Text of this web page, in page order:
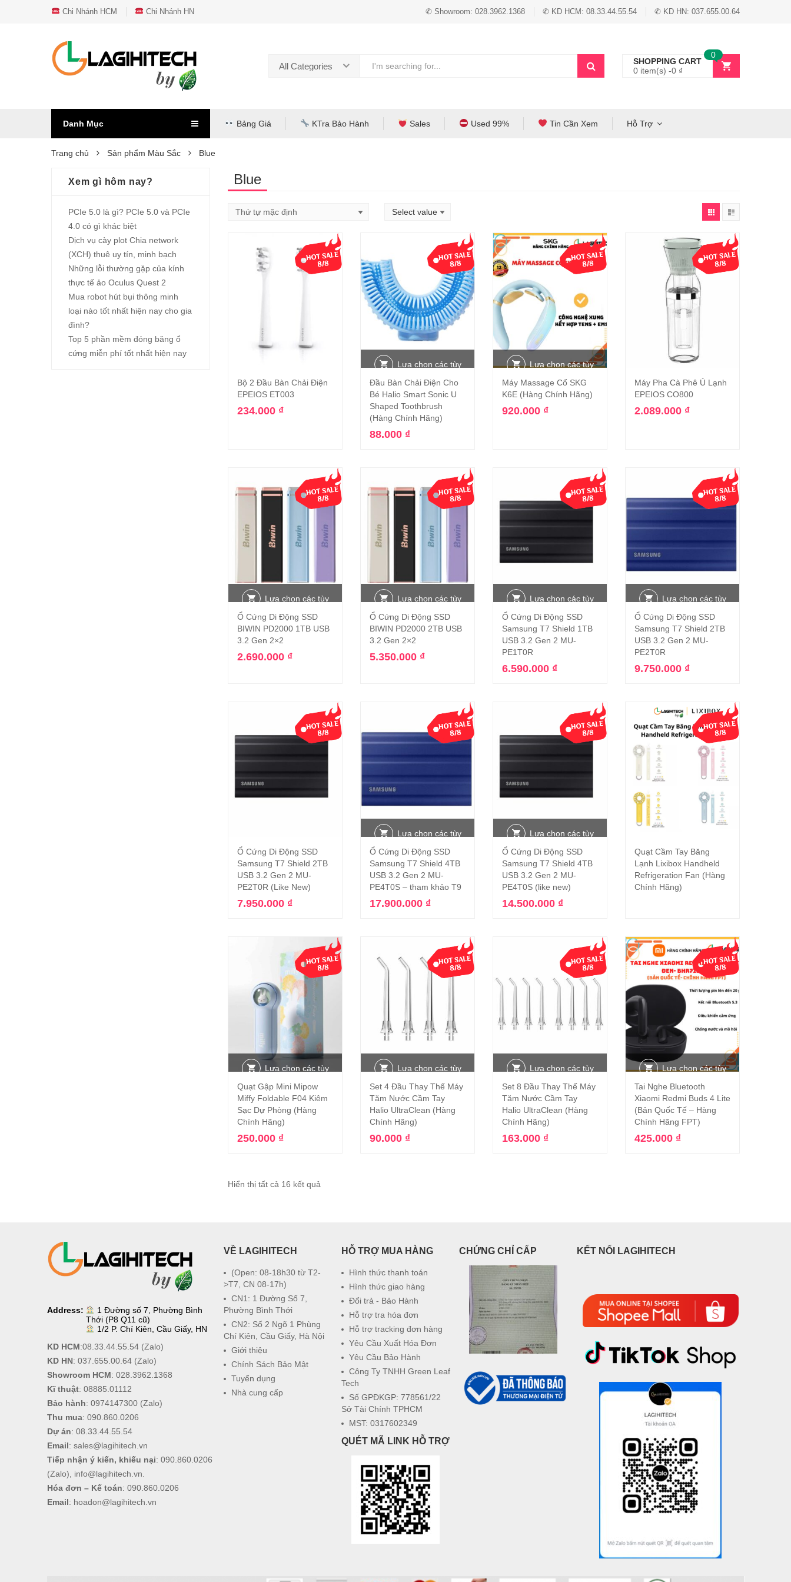
Chi Nhánh HCM Chi Nhánh HN ✆ Showroom: 028.3962.1368 ✆ KD HCM: 08.33.44.55.54 ✆ KD HN: 037.655.00.64
All Categories
SHOPPING CART
0 item(s) -0 ₫
0
Danh Mục Bảng Giá KTra Bảo Hành Sales Used 99% Tin Cần Xem Hỗ Trợ
Trang chủ Sản phẩm Màu Sắc Blue
Blue
Thêm vào giỏ hàng
Bộ 2 Đầu Bàn Chải Điện
EPEIOS ET003
234.000 ₫
Lựa chọn các tùy
chọn
Đầu Bàn Chải Điện Cho
Bé Halio Smart Sonic U
Shaped Toothbrush
(Hàng Chính Hãng)
88.000 ₫
Lựa chọn các tùy
chọn
Máy Massage Cổ SKG
K6E (Hàng Chính Hãng)
920.000 ₫
Thêm vào giỏ hàng
Máy Pha Cà Phê Ủ Lạnh
EPEIOS CO800
2.089.000 ₫
Lựa chọn các tùy
chọn
Ổ Cứng Di Động SSD
BIWIN PD2000 1TB USB
3.2 Gen 2×2
2.690.000 ₫
Lựa chọn các tùy
chọn
Ổ Cứng Di Động SSD
BIWIN PD2000 2TB USB
3.2 Gen 2×2
5.350.000 ₫
Lựa chọn các tùy
chọn
Ổ Cứng Di Động SSD
Samsung T7 Shield 1TB
USB 3.2 Gen 2 MU-
PE1T0R
6.590.000 ₫
Lựa chọn các tùy
chọn
Ổ Cứng Di Động SSD
Samsung T7 Shield 2TB
USB 3.2 Gen 2 MU-
PE2T0R
9.750.000 ₫
Thêm vào giỏ hàng
Ổ Cứng Di Động SSD
Samsung T7 Shield 2TB
USB 3.2 Gen 2 MU-
PE2T0R (Like New)
7.950.000 ₫
Lựa chọn các tùy
chọn
Ổ Cứng Di Động SSD
Samsung T7 Shield 4TB
USB 3.2 Gen 2 MU-
PE4T0S – tham khảo T9
17.900.000 ₫
Lựa chọn các tùy
chọn
Ổ Cứng Di Động SSD
Samsung T7 Shield 4TB
USB 3.2 Gen 2 MU-
PE4T0S (like new)
14.500.000 ₫
Đọc tiếp
Quạt Cầm Tay Băng
Lạnh Lixibox Handheld
Refrigeration Fan (Hàng
Chính Hãng)
Lựa chọn các tùy
chọn
Quạt Gập Mini Mipow
Miffy Foldable F04 Kiêm
Sạc Dự Phòng (Hàng
Chính Hãng)
250.000 ₫
Lựa chọn các tùy
chọn
Set 4 Đầu Thay Thế Máy
Tăm Nước Cầm Tay
Halio UltraClean (Hàng
Chính Hãng)
90.000 ₫
Lựa chọn các tùy
chọn
Set 8 Đầu Thay Thế Máy
Tăm Nước Cầm Tay
Halio UltraClean (Hàng
Chính Hãng)
163.000 ₫
Lựa chọn các tùy
chọn
Tai Nghe Bluetooth
Xiaomi Redmi Buds 4 Lite
(Bản Quốc Tế – Hàng
Chính Hãng FPT)
425.000 ₫
Hiển thị tất cả 16 kết quả
Xem gì hôm nay?
PCIe 5.0 là gì? PCIe 5.0 và PCIe
4.0 có gì khác biệt
Dịch vụ cày plot Chia network
(XCH) thuê uy tín, minh bạch
Những lỗi thường gặp của kính
thực tế ảo Oculus Quest 2
Mua robot hút bụi thông minh
loại nào tốt nhất hiện nay cho gia
đình?
Top 5 phần mềm đóng băng ổ
cứng miễn phí tốt nhất hiện nay
Address:
1 Đường số 7, Phường Bình
Thới (P8 Q11 cũ)
1/2 P. Chí Kiên, Cầu Giấy, HN
KD HCM:08.33.44.55.54(Zalo)
KD HN: 037.655.00.64(Zalo)
Showroom HCM: 028.3962.1368
Kĩ thuật: 08885.01112
Bảo hành: 0974147300(Zalo)
Thu mua: 090.860.0206
Dự án: 08.33.44.55.54
Email: sales@lagihitech.vn
Tiếp nhận ý kiến, khiếu nại: 090.860.0206
(Zalo), info@lagihitech.vn
Hóa đơn – Kế toán: 090.860.0206
Email: hoadon@lagihitech.vn
VỀ LAGIHITECH
(Open: 08-18h30 từ T2-
>T7, CN 08-17h)
CN1: 1 Đường Số 7,
Phường Bình Thới
CN2: Số 2 Ngõ 1 Phùng
Chí Kiên, Cầu Giấy, Hà Nội
Giới thiệu
Chính Sách Bảo Mật
Tuyển dụng
Nhà cung cấp
HỖ TRỢ MUA HÀNG
Hình thức thanh toán
Hình thức giao hàng
Đổi trả - Bảo Hành
Hỗ trợ tra hóa đơn
Hỗ trợ tracking đơn hàng
Yêu Cầu Xuất Hóa Đơn
Yêu Cầu Bảo Hành
Công Ty TNHH Green Leaf
Tech
Số GPĐKGP: 778561/22
Sở Tài Chính TPHCM
MST: 0317602349
QUÉT MÃ LINK HỖ TRỢ
CHỨNG CHỈ CẤP KẾT NỐI LAGIHITECH